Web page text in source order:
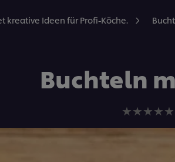
kreative Ideen für Profi-Köche.
Buchteln